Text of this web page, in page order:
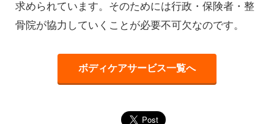
求められています。そのためには行政・保険者・整
骨院が協力していくことが必要不可欠なのです。
ボディケアサービス一覧へ